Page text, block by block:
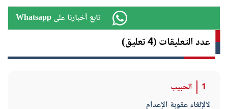
Whatsapp تابع أخبارنا على
عدد التعليقات (4 تعليق)
1
الحبيب
لالإلغاء عقوبة الإعدام